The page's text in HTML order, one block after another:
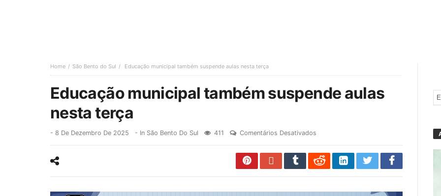
Home São Bento do Sul Educação municipal também suspende aulas nesta terça
Educação municipal também suspende aulas
nesta terça
- 8 De Dezembro De 2025 - In São Bento Do Sul 411 Comentários Desativados